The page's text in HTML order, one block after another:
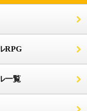
RPG
一覧